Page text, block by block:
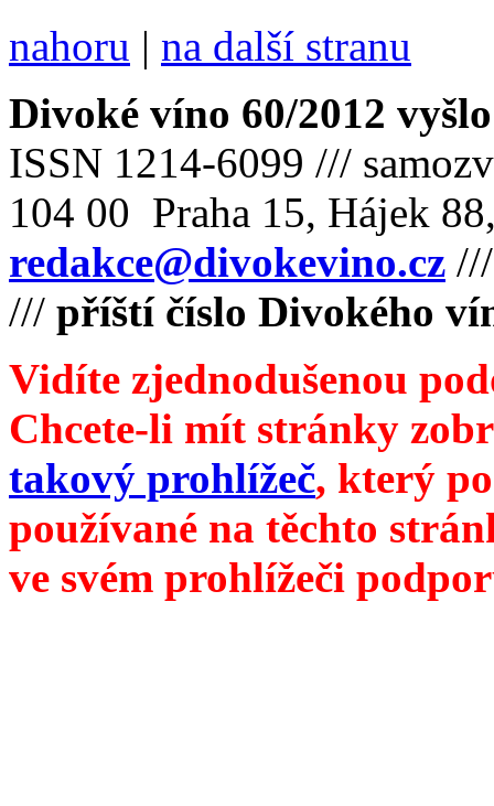
nahoru | na další stranu
Divoké víno 60/2012
ISSN 1214-6099 ///
104 00 Praha 15, Hájek
redakce@divokevino.cz
/// příští číslo Divokého
Vidíte zjednodušenou
Chcete-li mít stránky
takový prohlížeč, který
používané na těchto
ve svém prohlížeči